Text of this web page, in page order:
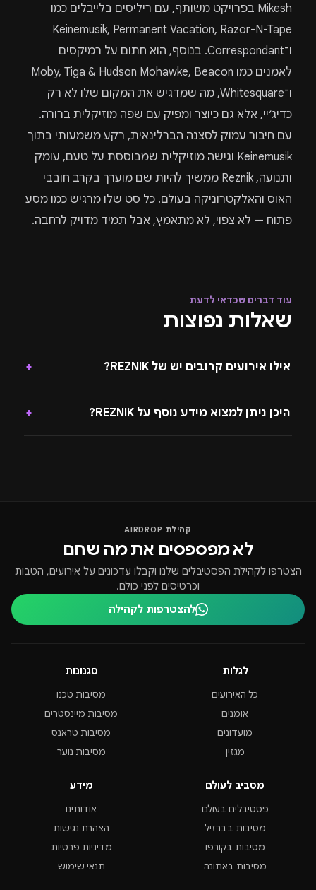
Mikesh בפרויקט משותף, עם ריליסים בלייבלים כמו
Keinemusik, Permanent Vacation, Razor-N-Tape
ו־Correspondant. בנוסף, הוא חתום על רמיקסים
לאמנים כמו Moby, Tiga & Hudson Mohawke, Beacon
ו־Whitesquare, מה שמדגיש את המקום שלו לא רק
כדיג׳יי, אלא גם כיוצר ומפיק עם שפה מוזיקלית ברורה.
עם חיבור עמוק לסצנה הברלינאית, רקע משמעותי בתוך
Keinemusik וגישה מוזיקלית שמבוססת על טעם, עומק
ותנועה, Reznik ממשיך להיות שם מוערך בקרב חובבי
האוס והאלקטרוניקה בעולם. כל סט שלו מרגיש כמו מסע
פתוח — לא צפוי, לא מתאמץ, אבל תמיד מדויק לרחבה.
עוד דברים שכדאי לדעת
שאלות נפוצות
אילו אירועים קרובים יש של REZNIK? +
היכן ניתן למצוא מידע נוסף על REZNIK? +
קהילת AIRDROP
לא מפספסים את מה שחם
הצטרפו לקהילת הפסטיבלים שלנו וקבלו עדכונים על אירועים, הטבות
וכרטיסים לפני כולם.
להצטרפות לקהילה
לגלות
כל האירועים
אומנים
מועדונים
מגזין
סגנונות
מסיבות טכנו
מסיבות מיינסטרים
מסיבות טראנס
מסיבות נוער
מסביב לעולם
פסטיבלים בעולם
מסיבות בברזיל
מסיבות בקורפו
מסיבות באתונה
מידע
אודותינו
הצהרת נגישות
מדיניות פרטיות
תנאי שימוש